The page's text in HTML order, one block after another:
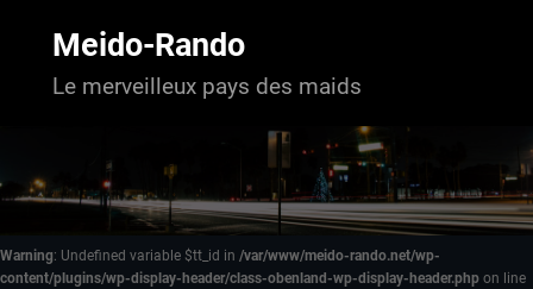
Meido-Rando
Le merveilleux pays des maids
Warning: Undefined variable $tt_id in /var/www/meido-rando.net/wp-
content/plugins/wp-display-header/class-obenland-wp-display-header.php on line